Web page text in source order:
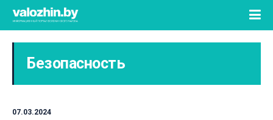
Безопасность
07.03.2024